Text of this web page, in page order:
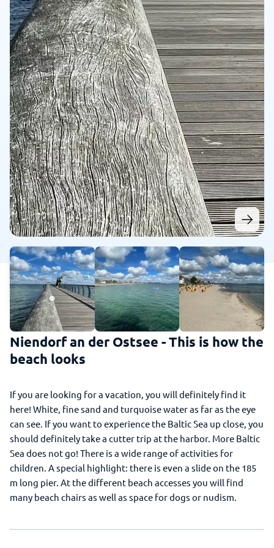
Niendorf an der Ostsee - This is how the
beach looks
If you are looking for a vacation, you will definitely find it
here! White, fine sand and turquoise water as far as the eye
can see. If you want to experience the Baltic Sea up close, you
should definitely take a cutter trip at the harbor. More Baltic
Sea does not go! There is a wide range of activities for
children. A special highlight: there is even a slide on the 185
m long pier. At the different beach accesses you will find
many beach chairs as well as space for dogs or nudism.